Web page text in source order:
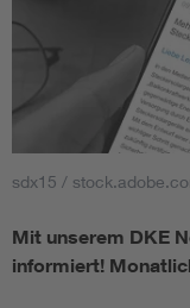
sdx15 /
Mit unserem DKE
informiert!